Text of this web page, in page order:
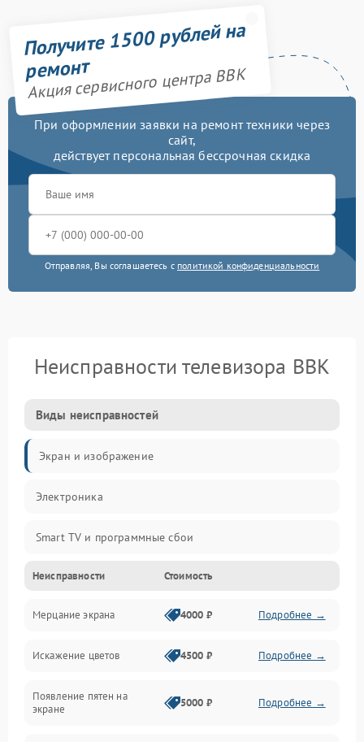
Получите 1500 рублей на
ремонт
Акция сервисного центра BBK
При оформлении заявки на ремонт техники через
сайт,
действует персональная бессрочная скидка
Отправляя, Вы соглашаетесь с политикой конфиденциальности
Неисправности телевизора BBK
Виды неисправностей
Экран и изображение
Электроника
Smart TV и программные сбои
Питание и запуск
Подсветка и LED-модули
Звук и аудиосистема
Сигнал и приём каналов
Неисправности Стоимость
Мерцание экрана 4000 ₽ Подробнее →
Искажение цветов 4500 ₽ Подробнее →
Появление пятен на
экране
5000 ₽ Подробнее →